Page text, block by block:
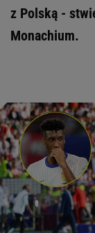
z Polską -
Monachium.